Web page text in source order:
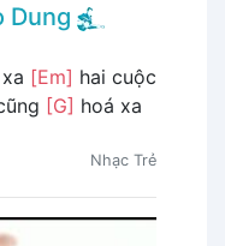
Dung
[Em] hai cuộc
[G] hoá xa
Nhạc Trẻ